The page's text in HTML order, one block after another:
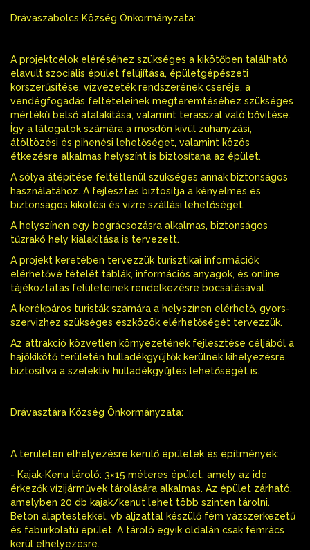
Drávaszabolcs Község Önkormányzata:
A projektcélok eléréséhez szükséges a kikötőben található
elavult szociális épület felújítása, épületgépészeti
korszerűsítése, vízvezeték rendszerének cseréje, a
vendégfogadás feltételeinek megteremtéséhez szükséges
mértékű belső átalakítása, valamint terasszal való bővítése.
Így a látogatók számára a mosdón kívül zuhanyzási,
átöltözési és pihenési lehetőséget, valamint közös
étkezésre alkalmas helyszínt is biztosítana az épület.
A sólya átépítése feltétlenül szükséges annak biztonságos
használatához. A fejlesztés biztosítja a kényelmes és
biztonságos kikötési és vízre szállási lehetőséget.
A helyszínen egy bográcsozásra alkalmas, biztonságos
tűzrakó hely kialakítása is tervezett.
A projekt keretében tervezzük turisztikai információk
elérhetővé tételét táblák, információs anyagok, és online
tájékoztatás felületeinek rendelkezésre bocsátásával.
A kerékpáros turisták számára a helyszínen elérhető, gyors-
szervizhez szükséges eszközök elérhetőségét tervezzük.
Az attrakció közvetlen környezetének fejlesztése céljából a
hajókikötő területén hulladékgyűjtők kerülnek kihelyezésre,
biztosítva a szelektív hulladékgyűjtés lehetőségét is.
Drávasztára Község Önkormányzata:
A területen elhelyezésre kerülő épületek és építmények:
- Kajak-Kenu tároló: 3×15 méteres épület, amely az ide
érkezők vízijárművek tárolására alkalmas. Az épület zárható,
amelyben 20 db kajak/kenut lehet több szinten tárolni.
Beton alaptestekkel, vb aljzattal készülő fém vázszerkezetű
és faburkolatú épület. A tároló egyik oldalán csak fémrács
kerül elhelyezésre.